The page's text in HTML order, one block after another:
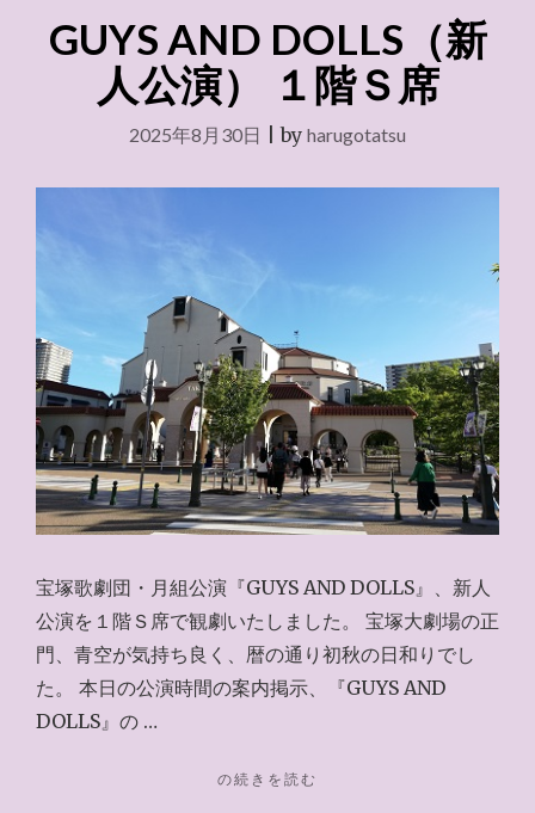
GUYS AND DOLLS（新
人公演） １階Ｓ席
2025年8月30日 |by harugotatsu
宝塚歌劇団・月組公演『GUYS AND DOLLS』、新人
公演を１階Ｓ席で観劇いたしました。 宝塚大劇場の正
門、青空が気持ち良く、暦の通り初秋の日和りでし
た。 本日の公演時間の案内掲示、『GUYS AND
DOLLS』の …
"GUYS
の続きを読む